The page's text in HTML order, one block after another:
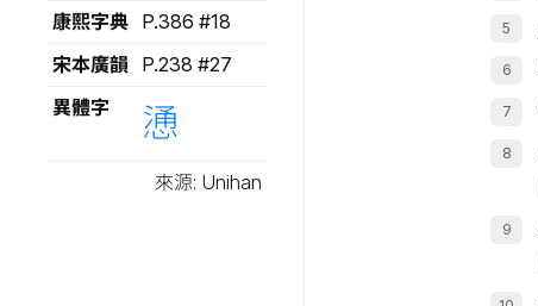
康熙字典
P.386 #18
宋本廣韻
P.238 #27
異體字
慂
來源: Unihan